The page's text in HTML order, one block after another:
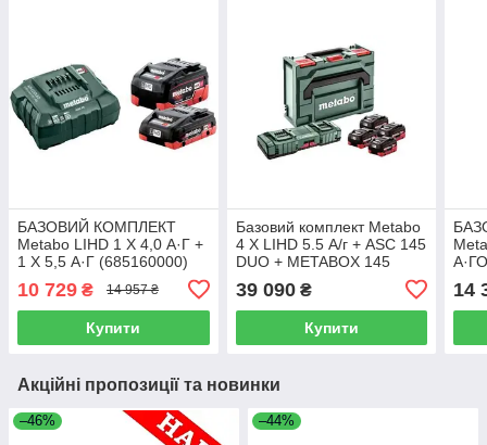
БАЗОВИЙ КОМПЛЕКТ
Metabo LIHD 1 X 4,0 А·Г +
1 X 5,5 А·Г (685160000)
10 729 ₴ 14 957 ₴
Купити
Базовий комплект Metabo
4 X LIHD 5.5 А/г + ASC 145
DUO + METABOX 145
39 090₴
Купити
14
Акційні пропозиції та новинки
–46% –44%